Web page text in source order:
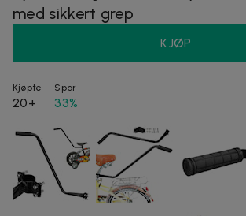
med sikkert grep
KJØP
Kjøpte
20+
Spar
33%